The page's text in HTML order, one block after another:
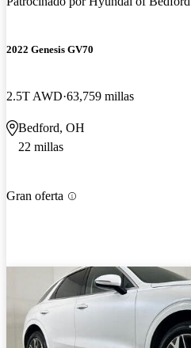
2022 Genesis GV70
2.5T AWD 63,759 millas
Bedford, OH
22 millas
Gran oferta